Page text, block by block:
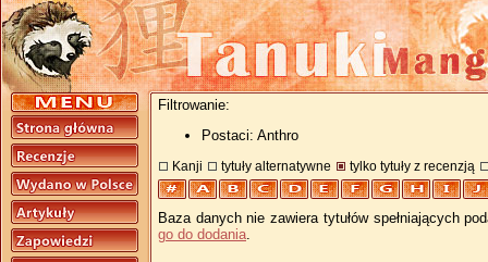
Filtrowanie:
Postaci: Anthro
Kanji tytuły alternatywne tylko tytuły z recenzją
Baza danych nie zawiera tytułów spełniających
go do dodania.